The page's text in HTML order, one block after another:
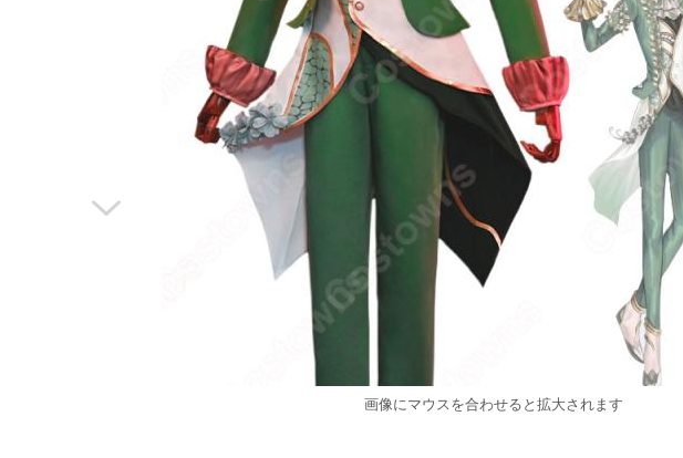

画像にマウスを合わせると拡大されます